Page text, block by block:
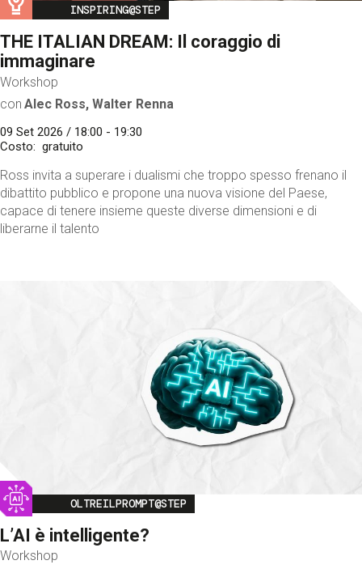
INSPIRING@STEP
THE ITALIAN DREAM: Il coraggio di
immaginare
Workshop
con Alec Ross, Walter Renna
09 Set 2026 / 18:00 - 19:30
Costo
gratuito
Ross invita a superare i dualismi che troppo spesso frenano il
dibattito pubblico e propone una nuova visione del Paese,
capace di tenere insieme queste diverse dimensioni e di
liberarne il talento
Image
OLTREILPROMPT@STEP
L’AI è intelligente?
Workshop